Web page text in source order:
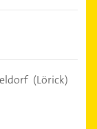
(Lörick)